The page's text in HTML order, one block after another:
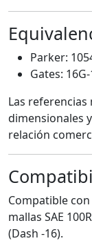
Parker:
Gates:
Las
dimensionales
relación
Compatible
mallas SAE
(Dash -16).